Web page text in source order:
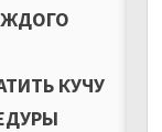
КУЧУ